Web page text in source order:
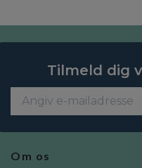
Tilmeld dig
Om os